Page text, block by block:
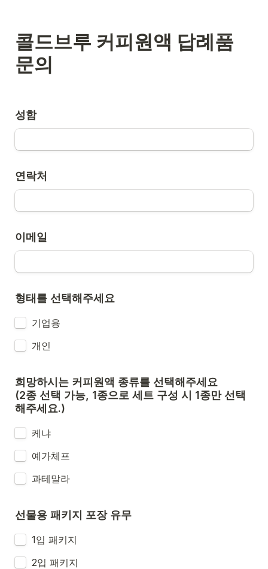
콜드브루 커피원액 답례품
문의
성함
연락처
이메일
형태를 선택해주세요
기업용
개인
희망하시는 커피원액 종류를 선택해주세요
(2종 선택 가능, 1종으로 세트 구성 시 1종만 선택
해주세요.)
케냐
예가체프
과테말라
선물용 패키지 포장 유무
2입 패키지